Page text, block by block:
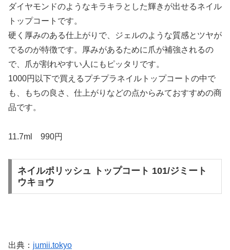
ダイヤモンドのようなキラキラとした輝きが出せるネイル
トップコートです。
硬く厚みのある仕上がりで、ジェルのような質感とツヤが
でるのが特徴です。厚みがあるために爪が補強されるの
で、爪が割れやすい人にもピッタリです。
1000円以下で買えるプチプラネイルトップコートの中で
も、もちの良さ、仕上がりなどの点からみておすすめの商
品です。
11.7ml 990円
ネイルポリッシュ トップコート 101/ジミート
ウキョウ
出典： jumii.tokyo